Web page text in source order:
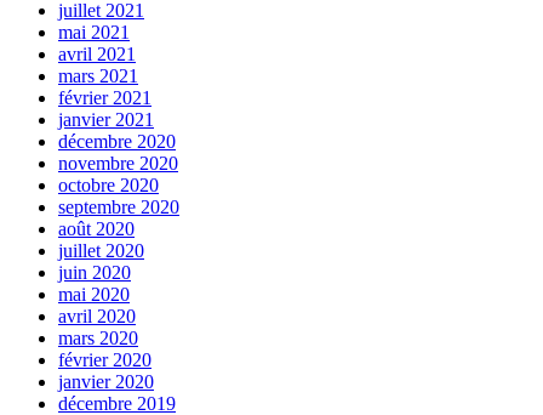
juillet 2021
mai 2021
avril 2021
mars 2021
février 2021
janvier 2021
décembre 2020
novembre 2020
octobre 2020
septembre 2020
août 2020
juillet 2020
juin 2020
mai 2020
avril 2020
mars 2020
février 2020
janvier 2020
décembre 2019